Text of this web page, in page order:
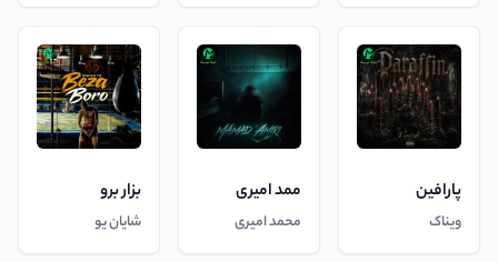
پارافین
ویناک
ممد امیری
محمد امیری
بزار برو
شایان یو